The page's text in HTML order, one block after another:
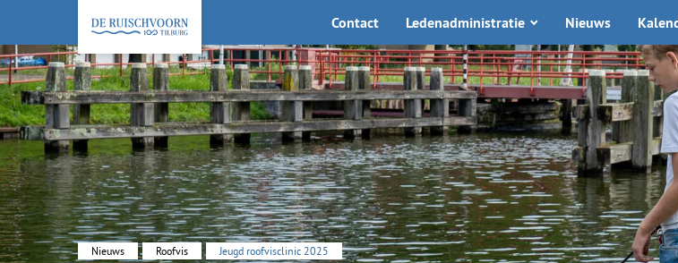
KEHV de Ruischvoorn
Contact Ledenadministratie Nieuws
Nieuws Roofvis Jeugd roofvisclinic 2025